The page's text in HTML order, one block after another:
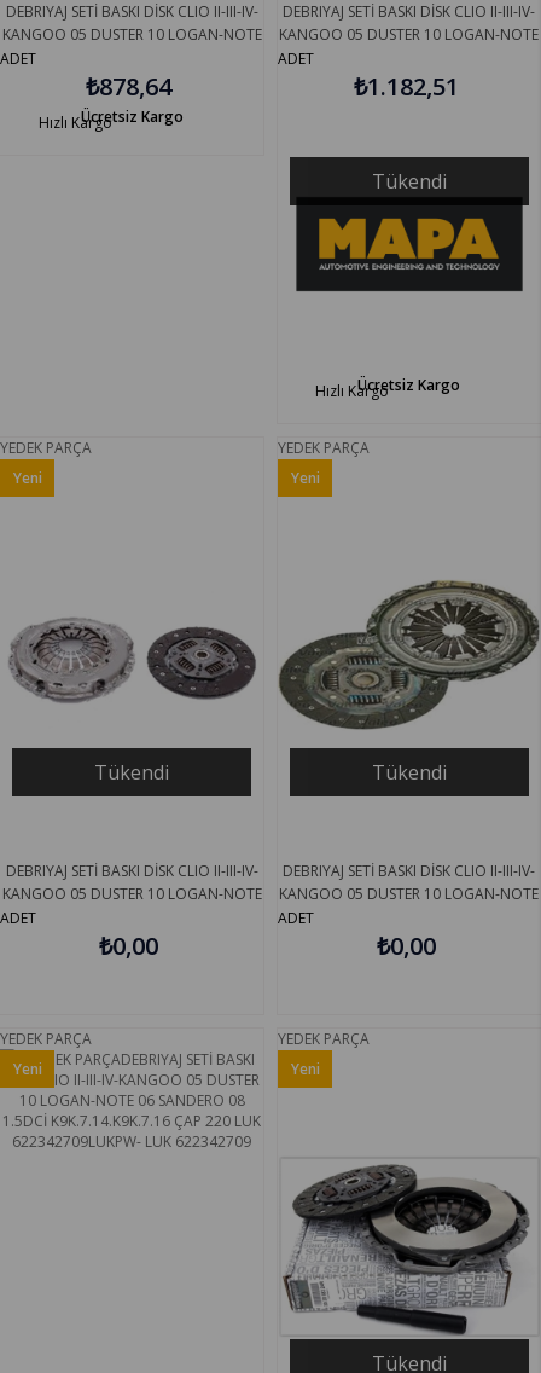
DEBRIYAJ SETİ BASKI DİSK CLIO II-III-IV-
KANGOO 05 DUSTER 10 LOGAN-NOTE
K9K.7.14.K9K.7.16 ÇAP 220 STAHL
05S245215R
ADET
₺878,64
Ücretsiz Kargo
Hızlı Kargo
Tükendi
DEBRIYAJ SETİ BASKI DİSK CLIO II-III-IV-
KANGOO 05 DUSTER 10 LOGAN-NOTE
K9K.7.14.K9K.7.16 ÇAP 220 MAPA
004215709
ADET
₺1.182,51
Ücretsiz Kargo
Hızlı Kargo
YEDEK PARÇA
Tükendi
DEBRIYAJ SETİ BASKI DİSK CLIO II-III-IV-
KANGOO 05 DUSTER 10 LOGAN-NOTE
K9K.7.14.K9K.7.16 ÇAP 220 VALEO
828012
ADET
₺0,00
Yeni
YEDEK PARÇA
Tükendi
DEBRIYAJ SETİ BASKI DİSK CLIO II-III-IV-
KANGOO 05 DUSTER 10 LOGAN-NOTE
K9K.7.14.K9K.7.16 ÇAP 220 VALEO
826205
ADET
₺0,00
Yeni
YEDEK PARÇA
Yeni
Ürün
YEDEK PARÇA
Tükendi
Yeni